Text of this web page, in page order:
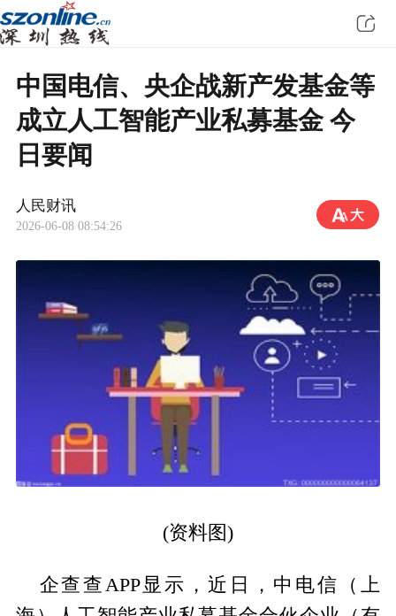
中国电信、央企战新产发基金等
成立人工智能产业私募基金 今
日要闻
人民财讯
2026-06-08 08:54:26
(资料图)
企查查APP显示，近日，中电信（上